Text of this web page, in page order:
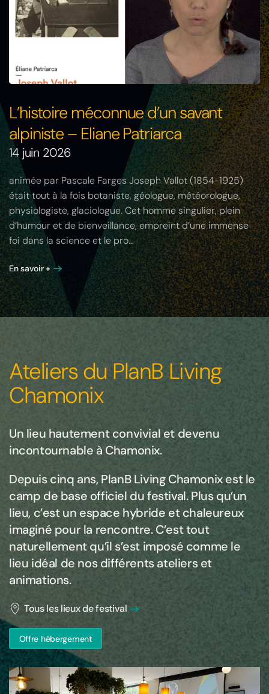
L’histoire méconnue d’un savant
alpiniste – Eliane Patriarca
14 juin 2026
animée par Pascale Farges Joseph Vallot (1854-1925)
était tout à la fois botaniste, géologue, météorologue,
physiologiste, glaciologue. Cet homme singulier, plein
d’humour et de bienveillance, empreint d’une immense
foi dans la science et le pro…
En savoir +
Ateliers du PlanB Living
Chamonix
Un lieu hautement convivial et devenu
incontournable à Chamonix.
Depuis cinq ans, PlanB Living Chamonix est le
camp de base officiel du festival. Plus qu’un
lieu, c’est un espace hybride et chaleureux
imaginé pour la rencontre. C’est tout
naturellement qu’il s’est imposé comme le
lieu idéal de nos différents ateliers et
animations.
Tous les lieux de festival
Offre hébergement